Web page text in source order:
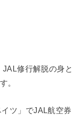
修行解脱の身と
。
ツ」でJAL航空券